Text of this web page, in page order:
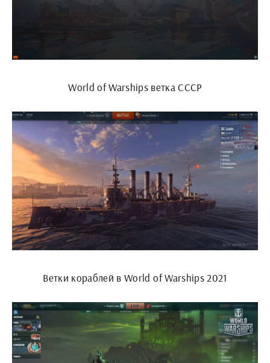
World of Warships ветка СССР
Ветки кораблей в World of Warships 2021